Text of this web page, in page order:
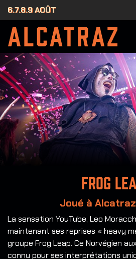
6.7.8.9 AOÛT
Frog
Joué à
La sensation YouTube, Leo
maintenant ses reprises « heavy
groupe Frog Leap. Ce Norvégien
connu pour ses interprétations